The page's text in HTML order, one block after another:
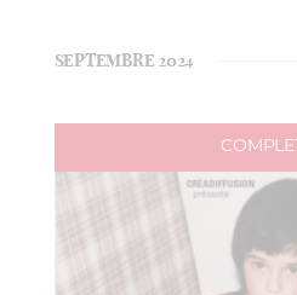
SEPTEMBRE 2024
COMPLET